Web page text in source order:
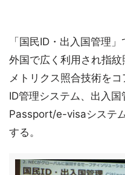
「国民ID・出入国管理
外国で広く利用され指
メトリクス照合技術を
ID管理システム、出入
Passport/e-visaシステ
する。